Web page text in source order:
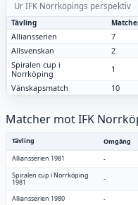
Ur IFK Norrköpings perspektiv
Tävling
Alliansserien 7
Allsvenskan
2
Spiralen cup i
Norrköping
1
Vänskapsmatch
10
Matcher mot IFK
Tävling Omgång
Alliansserien 1981
-
Spiralen cup i Norrköping
1981 -
Alliansserien 1980 -